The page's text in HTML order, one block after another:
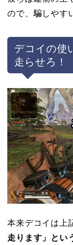
ので、騙しやす
デコイの使
走らせろ！
本来デコイは上
走ります」とい